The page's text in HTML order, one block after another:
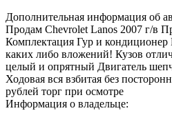
Дополнительная информация об
Продам Chevrolet Lanos 2007 г/в
Комплектация Гур и кондиционер
каких либо вложений! Кузов
целый и опрятный Двигатель
Ходовая вся взбитая без
рублей торг при осмотре
Информация о владельце: